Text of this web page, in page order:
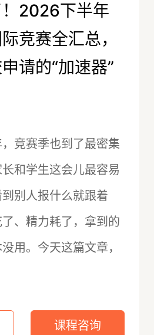
2026下半年
竞赛全汇总，
请的“加速器”
竞赛季也到了最密集
和学生这会儿最容易
别人报什么就跟着
、精力耗了，拿到的
用。今天这篇文章，
课程咨询